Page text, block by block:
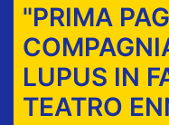
"PRIMA
LUPUS IN
TEATRO